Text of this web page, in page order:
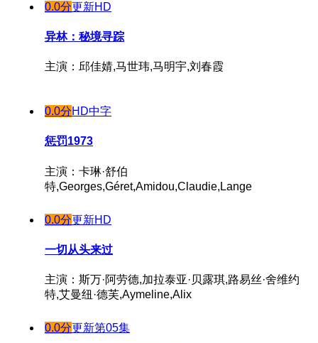
0.0分更新HD
异林：秘境寻踪
主演：邱佳婧,马世玮,马明宇,刘春霞
0.0分HD中字
惩罚1973
主演：卡琳·舒伯
特,Georges,Géret,Amidou,Claudie,Lange
0.0分更新HD
一切从头来过
主演：斯万·阿劳德,加拉泰亚·贝露琪,路易丝·舍维约
特,艾曼纽·德芙,Aymeline,Alix
0.0分更新第05集